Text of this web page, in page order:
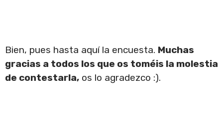
Bien, pues hasta aquí la encuesta. Muchas
gracias a todos los que os toméis la molestia
de contestarla, os lo agradezco :).